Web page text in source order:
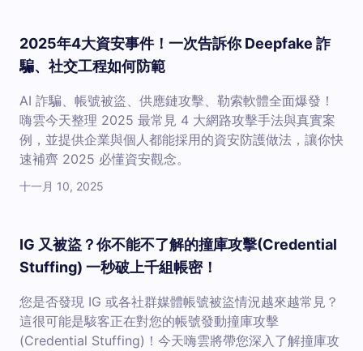
2025年4大資安事件！一次告訴你 Deepfake 詐
騙、社交工程如何防範
AI 詐騙、帳號被盜、供應鏈攻擊、勒索軟體全面爆發！
嗨雲今天整理 2025 最常見 4 大網路攻擊手法與真實案
例，並提供企業與個人都能採用的資安防護做法，讓你快
速補齊 2025 必懂資安觀念。
十一月 10, 2025
IG 又被盜？你不能不了解的撞庫攻擊(Credential
Stuffing) 一秒破上千組帳密！
您是否發現 IG 或各社群媒體帳號被盜情況越來越常見？
這很可能是駭客正在對您的帳號發動撞庫攻擊
(Credential Stuffing)！今天嗨雲將帶您深入了解撞庫攻